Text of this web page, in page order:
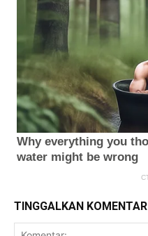
TINGGALKAN KOMENTAR